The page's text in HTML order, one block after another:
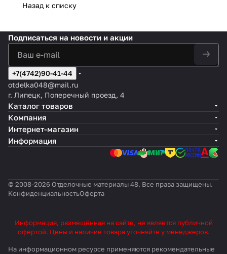
Назад к списку
Подписаться на новости и акции
+7(4742)90-41-44
otdelka048@mail.ru
г. Липецк, Поперечный проезд, 4
Каталог товаров
Компания
Интернет-магазин
Информация
© 2008-2026 Отделочные материалы 48. Все права защищены.
КонфиденциальностьОферта
Информация, размещённая на сайте, не является публичной
офертой. Цены и наличие товара уточняйте у менеджеров.
На информационном ресурсе применяются рекомендательные